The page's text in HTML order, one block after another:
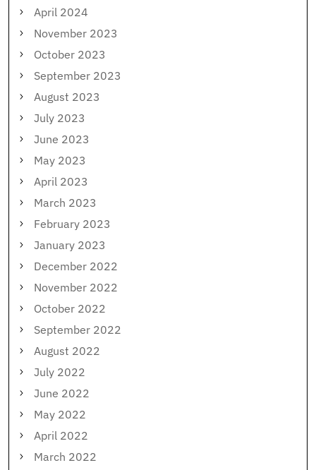
April 2024
November 2023
October 2023
September 2023
August 2023
July 2023
June 2023
May 2023
April 2023
March 2023
February 2023
January 2023
December 2022
November 2022
October 2022
September 2022
August 2022
July 2022
June 2022
May 2022
April 2022
March 2022